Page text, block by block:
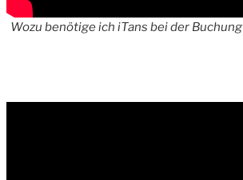
Wozu benötige ich iTans bei der Buchung